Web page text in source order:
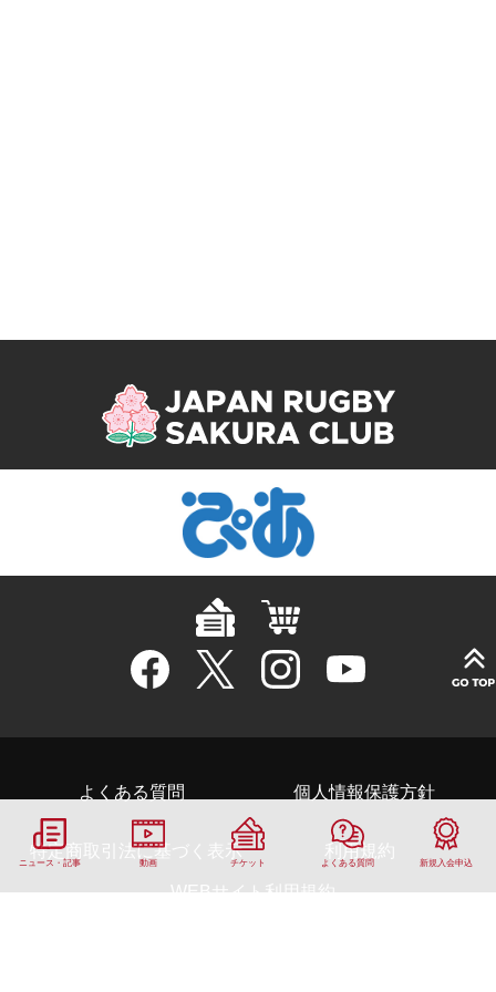
ニュース・記事 動画 チケット よくある質問 新規入会申込
よくある質問 個人情報保護方針
特定商取引法に基づく表示 利用規約
WEBサイト利用規約